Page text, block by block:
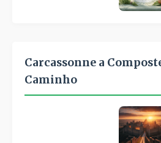
Carcassonne a
Caminho